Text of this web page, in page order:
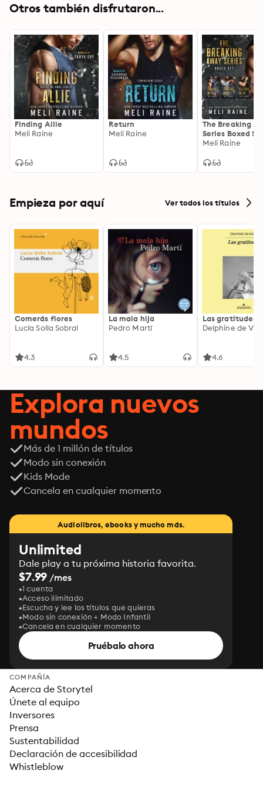
Otros también disfrutaron...
Finding Allie
Meli Raine
Return
Meli Raine
The Breaking
Series Boxed
Meli Raine
Empieza por aquí Ver todos los títulos
Comerás flores
Lucía Solla Sobral
4.3
La mala hija
Pedro Martí
4.5
Las gratitudes
Delphine de
4.6
Explora nuevos
mundos
Más de 1 millón de títulos
Modo sin conexión
Kids Mode
Cancela en cualquier momento
Audiolibros, ebooks y mucho más.
Unlimited
Dale play a tu próxima historia favorita.
$7.99 /mes
1 cuenta
Acceso ilimitado
Escucha y lee los títulos que quieras
Modo sin conexión + Modo Infantil
Cancela en cualquier momento
Pruébalo ahora
COMPAÑÍA
Acerca de Storytel
Únete al equipo
Inversores
Prensa
Sustentabilidad
Declaración de accesibilidad
Whistleblow